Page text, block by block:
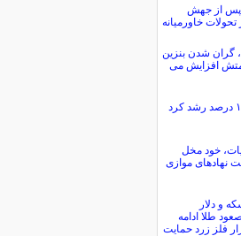
پس از جهش
تحولات خاورمیانه
گران شدن بنزین
افزایش می
خود مخل
نهاد‌های موازی
و دلار
۸ مرداد ۱۴۰۵ / صعود طلا ادامه
فلز زرد حمایت